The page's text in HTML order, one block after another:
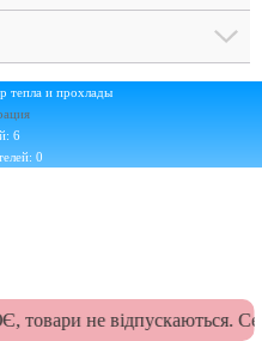
и прохлады
6
0
не відпускаються.